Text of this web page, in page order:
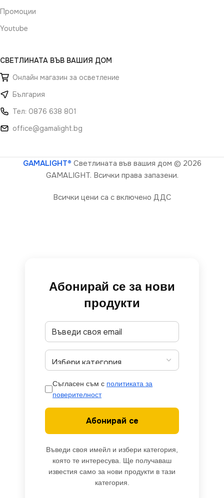
Промоции
Youtube
СВЕТЛИНАТА ВЪВ ВАШИЯ ДОМ
Онлайн магазин за осветление
България
Тел: 0876 638 801
office@gamalight.bg
GAMALIGHT® Светлината във вашия дом © 2026
GAMALIGHT. Всички права запазени.
Всички цени са с включено ДДС
Абонирай се за нови
продукти
Съгласен съм с политиката за
поверителност
Абонирай се
Въведи своя имейл и избери категория,
която те интересува. Ще получаваш
известия само за нови продукти в тази
категория.